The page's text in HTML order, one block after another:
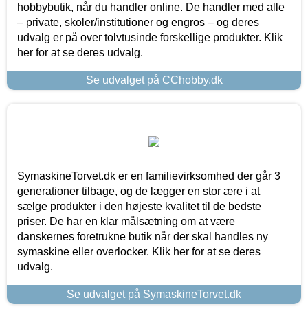
hobbybutik, når du handler online. De handler med alle
– private, skoler/institutioner og engros – og deres
udvalg er på over tolvtusinde forskellige produkter. Klik
her for at se deres udvalg.
Se udvalget på CChobby.dk
SymaskineTorvet.dk er en familievirksomhed der går 3
generationer tilbage, og de lægger en stor ære i at
sælge produkter i den højeste kvalitet til de bedste
priser. De har en klar målsætning om at være
danskernes foretrukne butik når der skal handles ny
symaskine eller overlocker. Klik her for at se deres
udvalg.
Se udvalget på SymaskineTorvet.dk